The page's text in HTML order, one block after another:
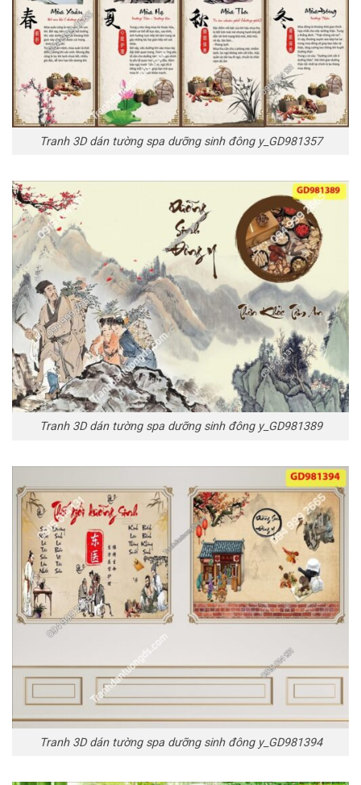
Tranh 3D dán tường spa dưỡng sinh đông y_GD981357
Tranh 3D dán tường spa dưỡng sinh đông y_GD981389
Tranh 3D dán tường spa dưỡng sinh đông y_GD981394